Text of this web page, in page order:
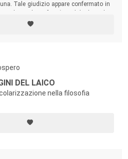
Tale giudizio appare confermato in
presto nell’oblio, e vi sono rimaste
contribuire a colmare tale lacuna.
DEL LAICO
nella filosofia